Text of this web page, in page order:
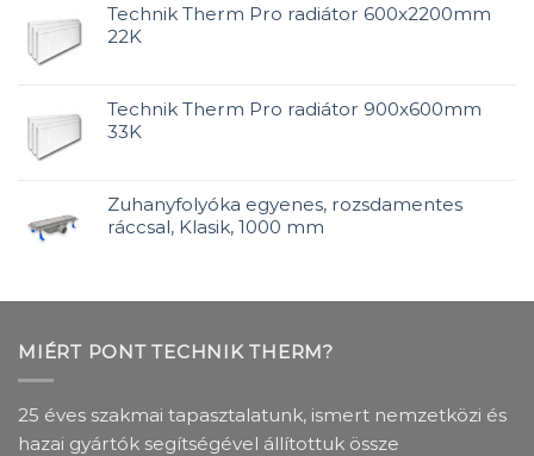
Technik Therm Pro radiátor 600x2200mm
22K
Technik Therm Pro radiátor 900x600mm
33K
Zuhanyfolyóka egyenes, rozsdamentes
ráccsal, Klasik, 1000 mm
MIÉRT PONT TECHNIK THERM?
25 éves szakmai tapasztalatunk, ismert nemzetközi és
hazai gyártók segítségével állítottuk össze